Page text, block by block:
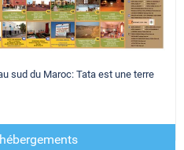
sud du Maroc: Tata est une terre